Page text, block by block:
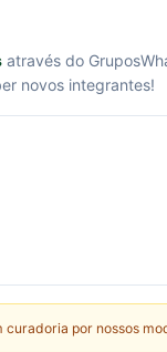
através do
novos integrantes!
curadoria por nossos